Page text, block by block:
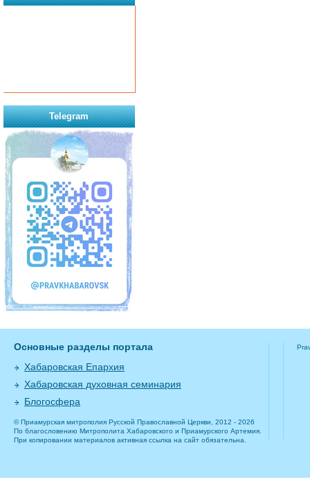
Telegram
Основные разделы портала
Хабаровская Епархия
Хабаровская духовная семинария
Блогосфера
© Приамурская митрополия Русской Православной Церкви, 2012 - 2026
По благословению Митрополита Хабаровского и Приамурского Артемия.
При копировании материалов активная ссылка на сайт обязательна.